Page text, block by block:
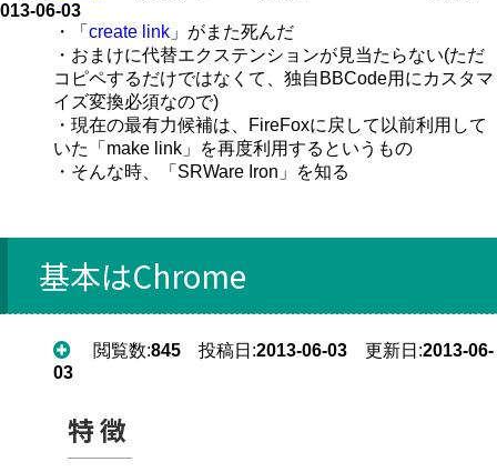
013-06-03
・「 create link 」がまた死んだ
・おまけに代替エクステンションが見当たらない(ただ
コピペするだけではなくて、独自BBCode用にカスタマ
イズ変換必須なので)
・現在の最有力候補は、FireFoxに戻して以前利用して
いた「make link」を再度利用するというもの
・そんな時、「SRWare Iron」を知る
基本はChrome
閲覧数:845 投稿日:2013-06-03 更新日:2013-06-
03
特徴